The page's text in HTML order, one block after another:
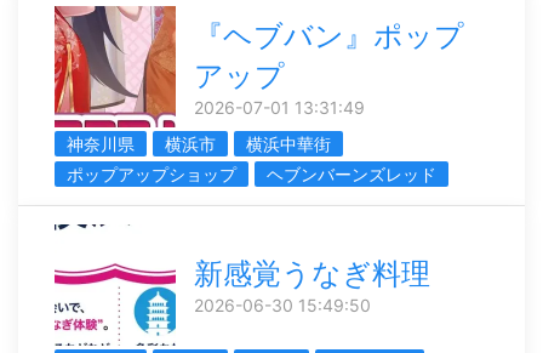
『ヘブバン』ポップ
アップ
2026-07-01 13:31:49
神奈川県
横浜市
横浜中華街
ポップアップショップ
ヘブンバーンズレッド
新感覚うなぎ料理
2026-06-30 15:49:50